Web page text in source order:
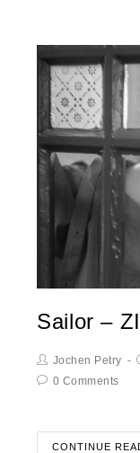
Sailor –
Jochen Petry
0 Comments
CONTINUE